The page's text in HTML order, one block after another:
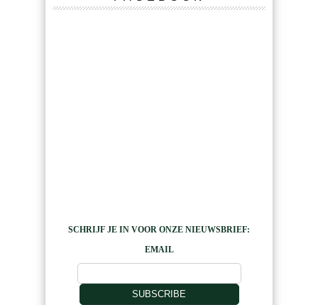
SCHRIJF JE IN VOOR ONZE NIEUWSBRIEF:
EMAIL
SUBSCRIBE